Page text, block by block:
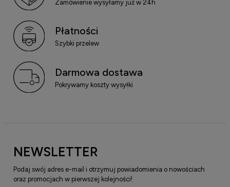
Zamówienie wysyłamy już w 24h
Płatności
Szybki przelew
Darmowa dostawa
Pokrywamy koszty wysyłki
NEWSLETTER
Podaj swój adres e-mail i otrzymuj powiadomienia o nowościach
oraz promocjach w pierwszej kolejności!